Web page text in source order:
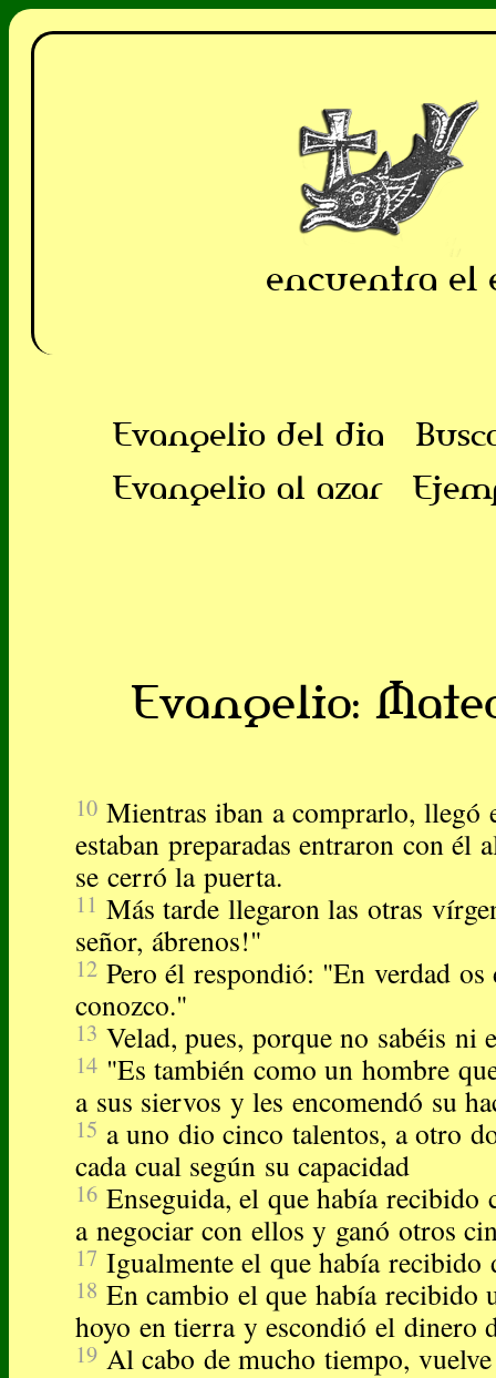
encuentra el
Evangelio del dia
Evangelio al azar
Evangelio:
10 Mientras iban a comprarlo, llegó
estaban preparadas entraron con él
se cerró la puerta.
11 Más tarde llegaron las otras
señor, ábrenos!"
12 Pero él respondió: "En verdad
conozco."
13 Velad, pues, porque no sabéis ni
14 "Es también como un hombre
a sus siervos y les encomendó su
15 a uno dio cinco talentos, a otro
cada cual según su capacidad
16 Enseguida, el que había recibido
a negociar con ellos y ganó otros
17 Igualmente el que había recibido
18 En cambio el que había recibido
hoyo en tierra y escondió el dinero
19 Al cabo de mucho tiempo,